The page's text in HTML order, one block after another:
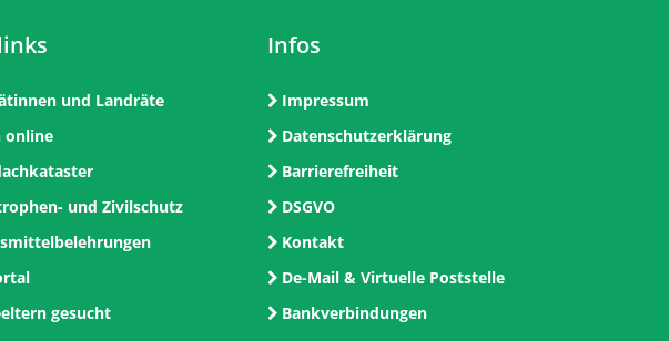
und Landräte
online
und Zivilschutz
gesucht
Infos
Impressum
Datenschutzerklärung
Barrierefreiheit
DSGVO
Kontakt
De-Mail & Virtuelle Poststelle
Bankverbindungen